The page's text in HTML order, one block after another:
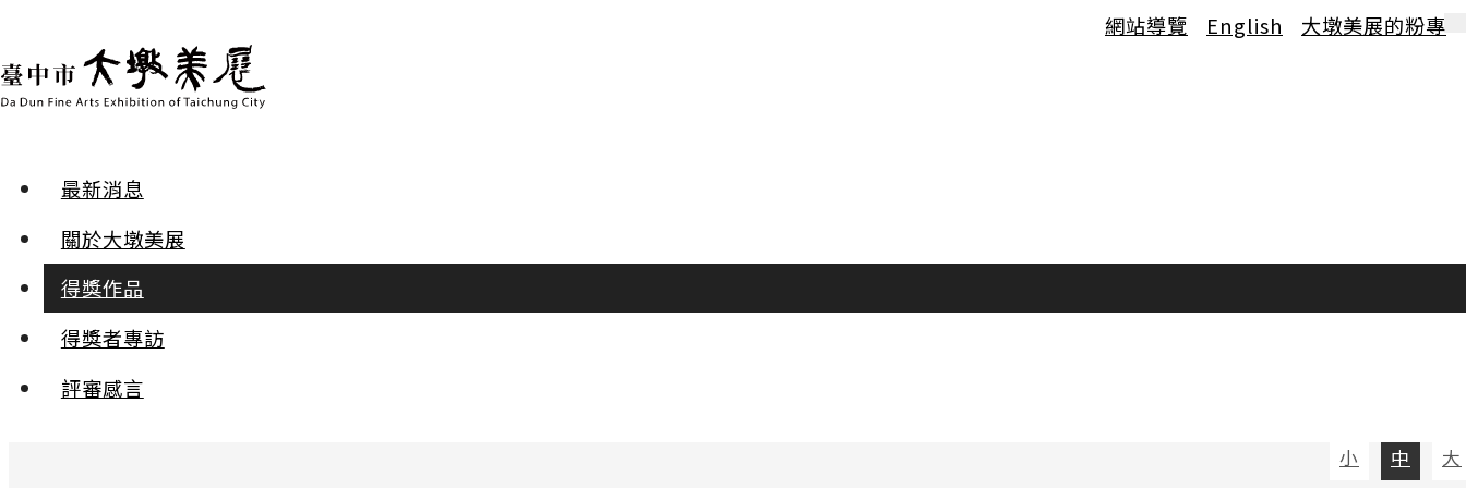
網站導覽 English 大墩美展的粉專
最新消息
關於大墩美展
得獎作品
得獎者專訪
評審感言
水彩 | 入選
晨光 蔡秋蘭
小
中 大